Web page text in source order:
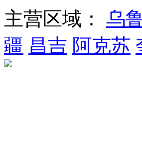
主营区域： 乌
疆 昌吉 阿克苏